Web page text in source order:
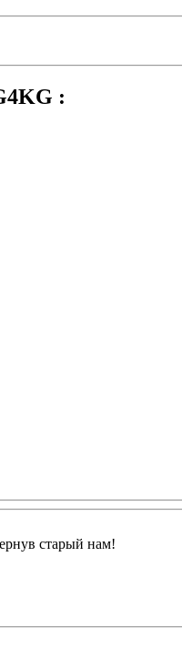
:
старый нам!